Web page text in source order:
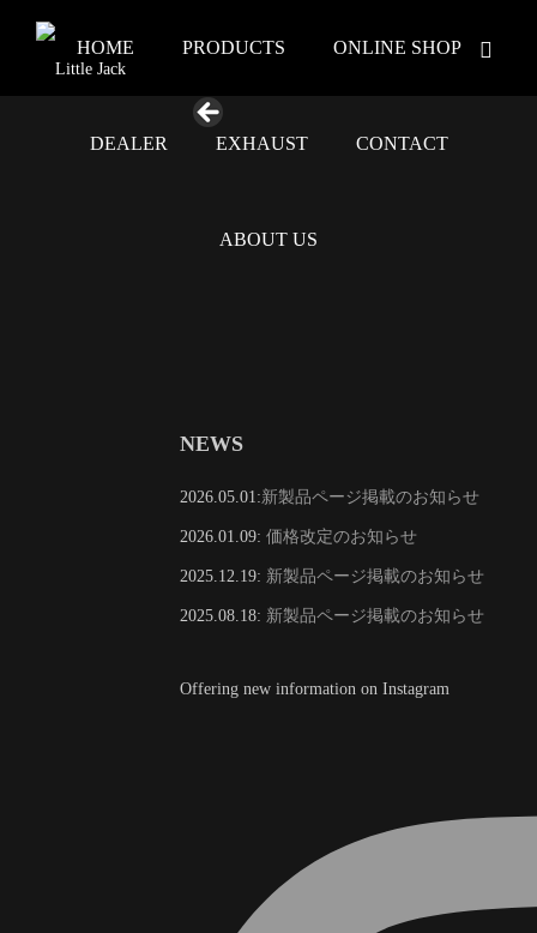
HOME PRODUCTS ONLINE SHOP
DEALER EXHAUST CONTACT
ABOUT US
NEWS
2026.05.01:新製品ページ掲載のお知らせ
2026.01.09: 価格改定のお知らせ
2025.12.19: 新製品ページ掲載のお知らせ
2025.08.18: 新製品ページ掲載のお知らせ
Offering new information on Instagram